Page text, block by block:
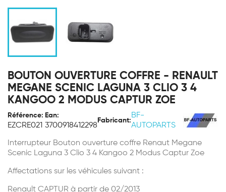
BOUTON OUVERTURE COFFRE - RENAULT
MEGANE SCENIC LAGUNA 3 CLIO 3 4
KANGOO 2 MODUS CAPTUR ZOE
Référence:
EZCRE021
Ean:
3700918412298
Fabricant:
BF-
AUTOPARTS
Interrupteur Bouton ouverture coffre Renaut Megane
Scenic Laguna 3 Clio 3 4 Kangoo 2 Modus Captur Zoe
Affectations sur les véhicules suivant :
Renault CAPTUR à partir de 02/2013